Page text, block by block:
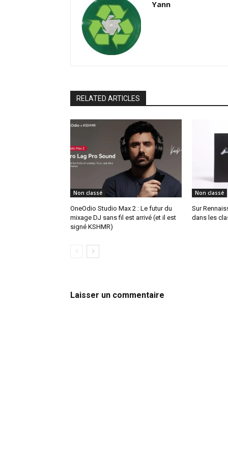
Yann
RELATED ARTICLES
Non classé
OneOdio Studio Max 2 : Le futur du
mixage DJ sans fil est arrivé (et il est
signé KSHMR)
Non classé
Sur
dans les
Laisser un commentaire